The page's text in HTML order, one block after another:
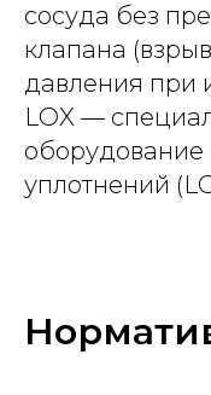
сосуда без
клапана
давления при
LOX —
уплотнений